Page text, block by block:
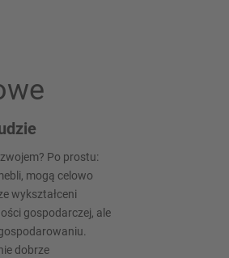
Po prostu:
mogą celowo
wykształceni
gospodarczej, ale
dobrze